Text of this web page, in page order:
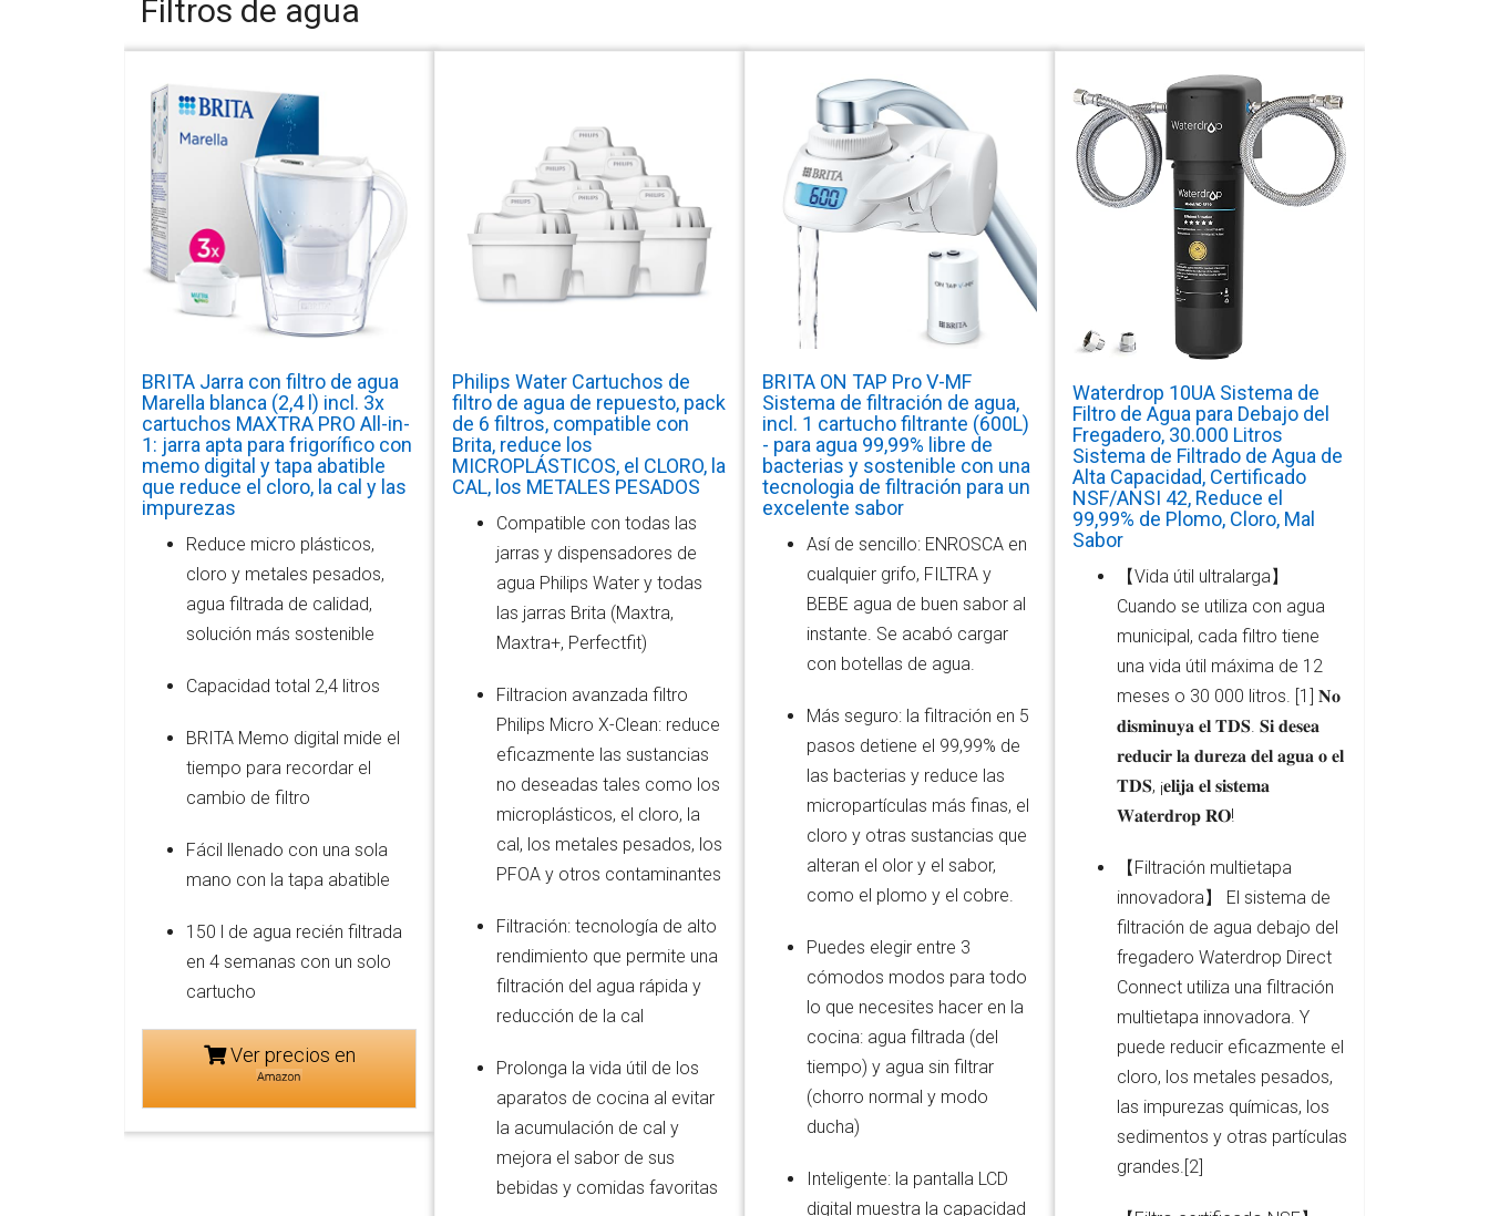
Filtros de agua
BRITA Jarra con filtro de agua
Marella blanca (2,4 l) incl. 3x
cartuchos MAXTRA PRO All-in-
1: jarra apta para frigorífico con
memo digital y tapa abatible
que reduce el cloro, la cal y las
impurezas
Reduce micro plásticos,
cloro y metales pesados,
agua filtrada de calidad,
solución más sostenible
Capacidad total 2,4 litros
BRITA Memo digital mide el
tiempo para recordar el
cambio de filtro
Fácil llenado con una sola
mano con la tapa abatible
150 l de agua recién filtrada
en 4 semanas con un solo
cartucho
Ver precios en
Philips Water Cartuchos de
filtro de agua de repuesto, pack
de 6 filtros, compatible con
Brita, reduce los
MICROPLÁSTICOS, el CLORO, la
CAL, los METALES PESADOS
Compatible con todas las
jarras y dispensadores de
agua Philips Water y todas
las jarras Brita (Maxtra,
Maxtra+, Perfectfit)
Filtracion avanzada filtro
Philips Micro X-Clean: reduce
eficazmente las sustancias
no deseadas tales como los
microplásticos, el cloro, la
cal, los metales pesados, los
PFOA y otros contaminantes
Filtración: tecnología de alto
rendimiento que permite una
filtración del agua rápida y
reducción de la cal
Prolonga la vida útil de los
aparatos de cocina al evitar
la acumulación de cal y
mejora el sabor de sus
bebidas y comidas favoritas
BRITA ON TAP Pro V-MF
Sistema de filtración de agua,
incl. 1 cartucho filtrante (600L)
- para agua 99,99% libre de
bacterias y sostenible con una
tecnologia de filtración para un
excelente sabor
Así de sencillo: ENROSCA en
cualquier grifo, FILTRA y
BEBE agua de buen sabor al
instante. Se acabó cargar
con botellas de agua.
Más seguro: la filtración en 5
pasos detiene el 99,99% de
las bacterias y reduce las
micropartículas más finas, el
cloro y otras sustancias que
alteran el olor y el sabor,
como el plomo y el cobre.
Puedes elegir entre 3
cómodos modos para todo
lo que necesites hacer en la
cocina: agua filtrada (del
tiempo) y agua sin filtrar
(chorro normal y modo
ducha)
Inteligente: la pantalla LCD
digital muestra la capacidad
Waterdrop 10UA Sistema de
Filtro de Agua para Debajo del
Fregadero, 30.000 Litros
Sistema de Filtrado de Agua de
Alta Capacidad, Certificado
NSF/ANSI 42, Reduce el
99,99% de Plomo, Cloro, Mal
Sabor
【Vida útil ultralarga】
Cuando se utiliza con agua
municipal, cada filtro tiene
una vida útil máxima de 12
meses o 30 000 litros. [1] 𝐍𝐨
𝐝𝐢𝐬𝐦𝐢𝐧𝐮𝐲𝐚 𝐞𝐥 𝐓𝐃𝐒. 𝐒𝐢 𝐝𝐞𝐬𝐞𝐚
𝐫𝐞𝐝𝐮𝐜𝐢𝐫 𝐥𝐚 𝐝𝐮𝐫𝐞𝐳𝐚 𝐝𝐞𝐥 𝐚𝐠𝐮𝐚 𝐨 𝐞𝐥
𝐓𝐃𝐒, ¡𝐞𝐥𝐢𝐣𝐚 𝐞𝐥 𝐬𝐢𝐬𝐭𝐞𝐦𝐚
𝐖𝐚𝐭𝐞𝐫𝐝𝐫𝐨𝐩 𝐑𝐎!
【Filtración multietapa
innovadora】 El sistema de
filtración de agua debajo del
fregadero Waterdrop Direct
Connect utiliza una filtración
multietapa innovadora. Y
puede reducir eficazmente el
cloro, los metales pesados,
las impurezas químicas, los
sedimentos y otras partículas
grandes.[2]